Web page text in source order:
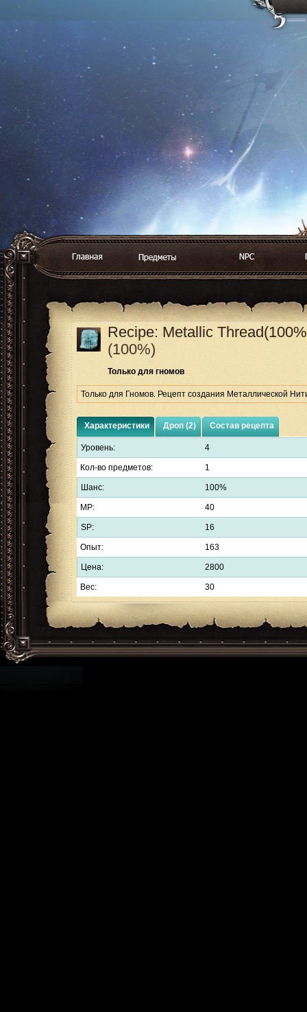
Recipe: Metallic
(100%)
Только для гномов
Только для Гномов. Рецепт создания Металлической
Характеристики Дроп (2) Состав рецепта
Уровень: 4
Кол-во предметов: 1
Шанс: 100%
MP: 40
SP: 16
Опыт: 163
Цена: 2800
Вес: 30